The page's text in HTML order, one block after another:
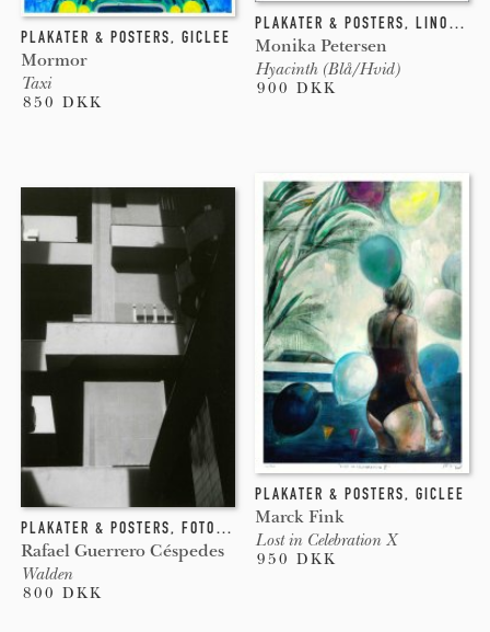
PLAKATER & POSTERS, GICLEE
Mormor
Taxi
850 DKK
PLAKATER & POSTERS, FOTOGRAFI
Rafael Guerrero Céspedes
Walden
800 DKK
PLAKATER & POSTERS,
Monika Petersen
Hyacinth (Blå/Hvid)
900 DKK
PLAKATER & POSTERS, GICLEE
Marck Fink
Lost in Celebration X
950 DKK